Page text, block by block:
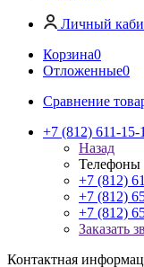
Личный
Корзина0
Отложенные0
Сравнение
+7 (812) 611-
Назад
Телефоны
+7 (812)
+7 (812)
+7 (812)
Заказать
Контактная